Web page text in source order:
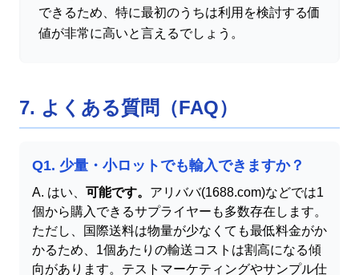
できるため、特に最初のうちは利用を検討する価
値が非常に高いと言えるでしょう。
7. よくある質問（FAQ）
Q1. 少量・小ロットでも輸入できますか？
A. はい、 可能です。 アリババ(1688.com)などでは1
個から購入できるサプライヤーも多数存在します。
ただし、国際送料は物量が少なくても最低料金がか
かるため、1個あたりの輸送コストは割高になる傾
向があります。テストマーケティングやサンプル仕